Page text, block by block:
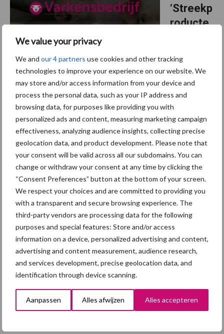
We value your privacy
We and our 4 partners use cookies and other tracking
technologies to improve your experience on our website. We
may store and/or access information from your device and
process the personal data, such as your IP address and
browsing data, for purposes like providing you with
personalized ads and content, measuring marketing campaign
effectiveness, analyzing audience insights, collecting precise
geolocation data, and product development. Please note that
your consent will be valid across all our subdomains. You can
change or withdraw your consent at any time by clicking the
“Consent Preferences” button at the bottom of your screen.
We respect your choices and are committed to providing you
with a transparent and secure browsing experience. The
third-party vendors are processing data for the following
purposes and special features: Store and/or access
information on a device, personalized advertising and content,
advertising and content measurement, audience research,
and services development, precise geolocation data, and
identification through device scanning.
Aanpassen Alles afwijzen Alles accepteren
‘Streekp
roducte
De tiende
verjaardag van het label 'Streekproducten' werd in Gent gepast
gevierd in het Groot Vleeshuis. VLAM-directeur Frans De
Wachter mocht aan vijf producenten 'een vork' overhandigen. ...
Lees meer
RA-SE
Genetic
s-beren
voor
nieuw
Hongaar
s KI-
station
27 april 2014
Afgelopen maand leverde RA-SE Genetics een eerste groep van
één van de Hongaarse integratoren. Dit gebeurde vanuit de
kernbedrijven in Engeland en België. ...Lees meer